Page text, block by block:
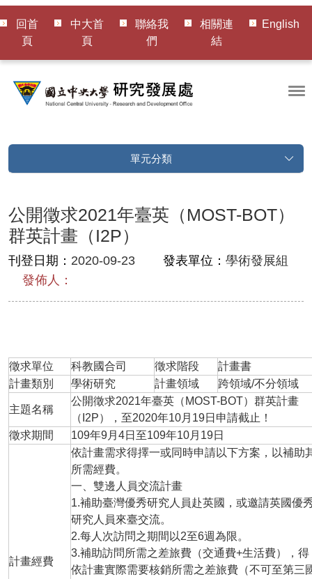
回首
頁
中大首
頁
聯絡我
們
相關連
結
English
單元分類
公開徵求2021年臺英（MOST-BOT）
群英計畫（I2P）
刊登日期： 2020-09-23 發表單位： 學術發展組
發佈人：
徵求單位 科教國合司 徵求階段
計畫書
計畫類別
學術研究 計畫領域 跨領域/不分領域
主題名稱
公開徵求2021年臺英（MOST-BOT）群英計畫
（I2P），至2020年10月19日申請截止！
徵求期間
109年9月4日至109年10月19日
計畫經費
依計畫需求得擇一或同時申請以下方案，以補助
所需經費。
一、雙邊人員交流計畫
1.補助臺灣優秀研究人員赴英國，或邀請英國優
研究人員來臺交流。
2.每人次訪問之期間以2至6週為限。
3.補助訪問所需之差旅費（交通費+生活費），得
依計畫實際需要核銷所需之差旅費（不可至第三